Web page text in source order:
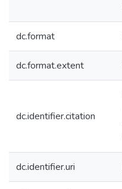
dc.format
dc.format.extent
dc.identifier.citation
dc.identifier.uri